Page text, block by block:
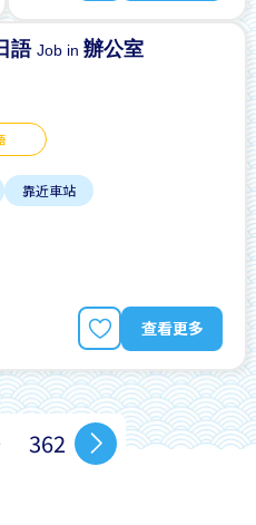
語Job in辦公室
靠近車站
查看更多
362